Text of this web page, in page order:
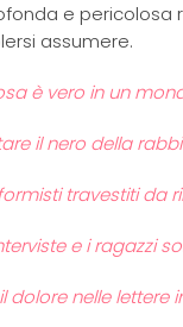
e pericolosa
assumere.
è vero in un
il nero della
travestiti da
e i ragazzi
dolore nelle lettere